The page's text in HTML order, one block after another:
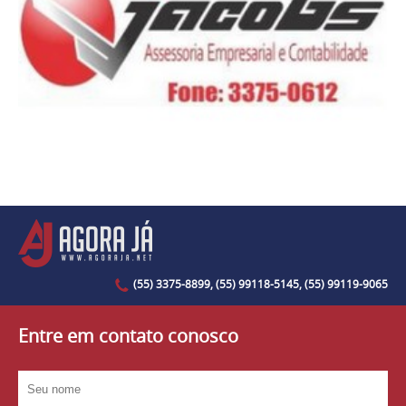
(55) 3375-8899, (55) 99118-5145, (55) 99119-9065
Entre em contato conosco